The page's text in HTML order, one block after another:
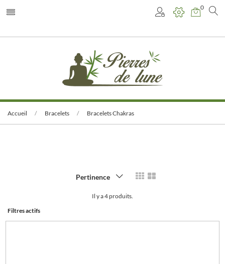
0
Accueil Bracelets Bracelets Chakras
Pertinence
Il y a 4 produits.
Filtres actifs